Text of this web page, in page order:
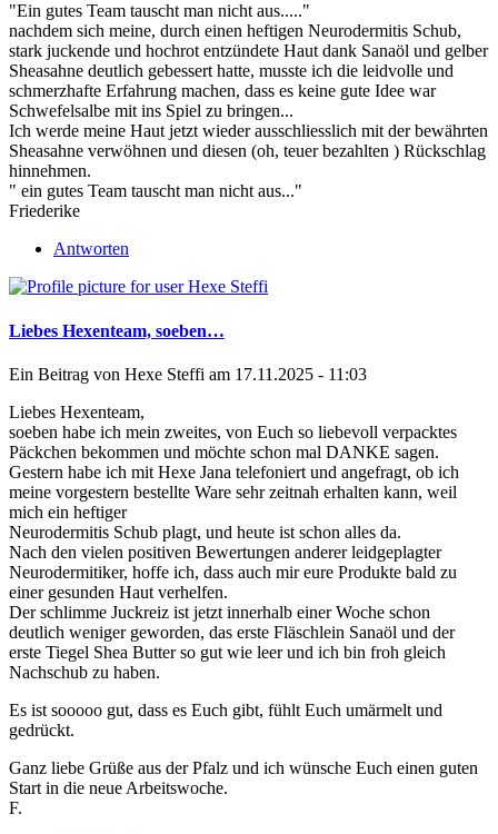
"Ein gutes Team tauscht man nicht aus....."
nachdem sich meine, durch einen heftigen Neurodermitis Schub,
stark juckende und hochrot entzündete Haut dank Sanaöl und gelber
Sheasahne deutlich gebessert hatte, musste ich die leidvolle und
schmerzhafte Erfahrung machen, dass es keine gute Idee war
Schwefelsalbe mit ins Spiel zu bringen...
Ich werde meine Haut jetzt wieder ausschliesslich mit der bewährten
Sheasahne verwöhnen und diesen (oh, teuer bezahlten ) Rückschlag
hinnehmen.
" ein gutes Team tauscht man nicht aus..."
Friederike
Antworten
Liebes Hexenteam, soeben…
Ein Beitrag von Hexe Steffi am 17.11.2025 - 11:03
Liebes Hexenteam,
soeben habe ich mein zweites, von Euch so liebevoll verpacktes
Päckchen bekommen und möchte schon mal DANKE sagen.
Gestern habe ich mit Hexe Jana telefoniert und angefragt, ob ich
meine vorgestern bestellte Ware sehr zeitnah erhalten kann, weil
mich ein heftiger
Neurodermitis Schub plagt, und heute ist schon alles da.
Nach den vielen positiven Bewertungen anderer leidgeplagter
Neurodermitiker, hoffe ich, dass auch mir eure Produkte bald zu
einer gesunden Haut verhelfen.
Der schlimme Juckreiz ist jetzt innerhalb einer Woche schon
deutlich weniger geworden, das erste Fläschlein Sanaöl und der
erste Tiegel Shea Butter so gut wie leer und ich bin froh gleich
Nachschub zu haben.
Es ist sooooo gut, dass es Euch gibt, fühlt Euch umärmelt und
gedrückt.
Ganz liebe Grüße aus der Pfalz und ich wünsche Euch einen guten
Start in die neue Arbeitswoche.
F.